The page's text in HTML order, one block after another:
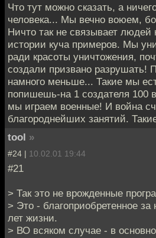
Что тут можно сказать, а
человека... Мы вечно воюем,
Ничто так не связывает людей
истории куча примеров. Мы
ради красоты уничтожения,
создали призвано разрушать!
намного меньше... Такие мы
попишешь-на 1 создателя 100
мы играем военные! И война
благороднейших занятий.
tool »
#24 | 10.02.01 19:44
#21
> Так это не врожденные
> Это - благоприобретенное за
лет жизни.
> ВО всяком случае - в